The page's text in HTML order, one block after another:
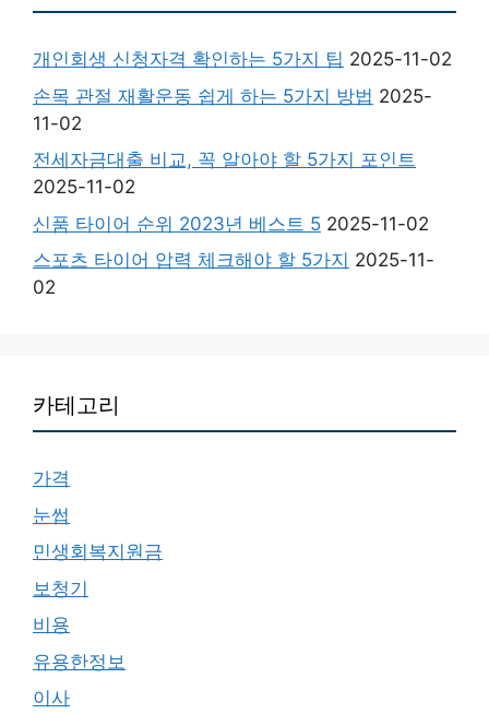
개인회생 신청자격 확인하는 5가지 팁 2025-11-02
손목 관절 재활운동 쉽게 하는 5가지 방법 2025-
11-02
전세자금대출 비교, 꼭 알아야 할 5가지 포인트
2025-11-02
신품 타이어 순위 2023년 베스트 5 2025-11-02
스포츠 타이어 압력 체크해야 할 5가지 2025-11-
02
카테고리
가격
눈썹
민생회복지원금
보청기
비용
유용한정보
이사